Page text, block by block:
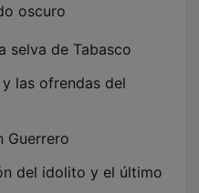
oscuro
selva de Tabasco
las ofrendas del
Guerrero
del idolito y el último